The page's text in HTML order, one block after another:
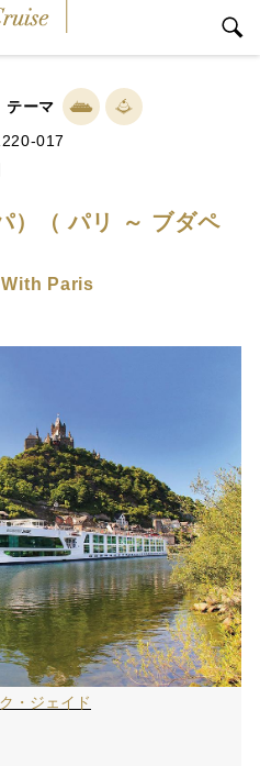
テーマ
017
）（ パリ ～ ブダペ
Paris
・ジェイド